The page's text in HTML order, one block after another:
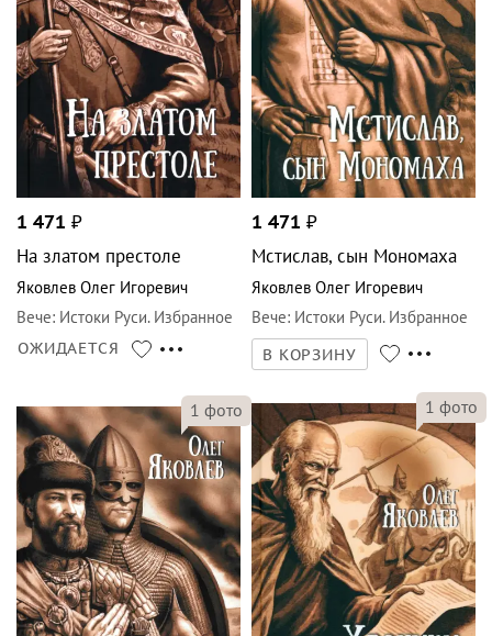
1 471 ₽
На златом престоле
Яковлев Олег Игоревич
Вече: Истоки Руси. Избранное
ОЖИДАЕТСЯ
1 471 ₽
Мстислав, сын Мономаха
Яковлев Олег Игоревич
Вече: Истоки Руси. Избранное
В КОРЗИНУ
1 фото 1 фото